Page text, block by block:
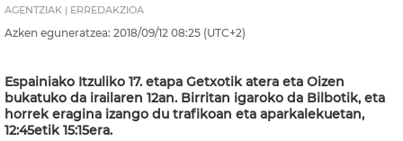
AGENTZIAK | ERREDAKZIOA
Azken eguneratzea: 2018/09/12 08:25 (UTC+2)
Espainiako Itzuliko 17. etapa Getxotik atera eta Oizen
bukatuko da irailaren 12an. Birritan igaroko da Bilbotik, eta
horrek eragina izango du trafikoan eta aparkalekuetan,
12:45etik 15:15era.